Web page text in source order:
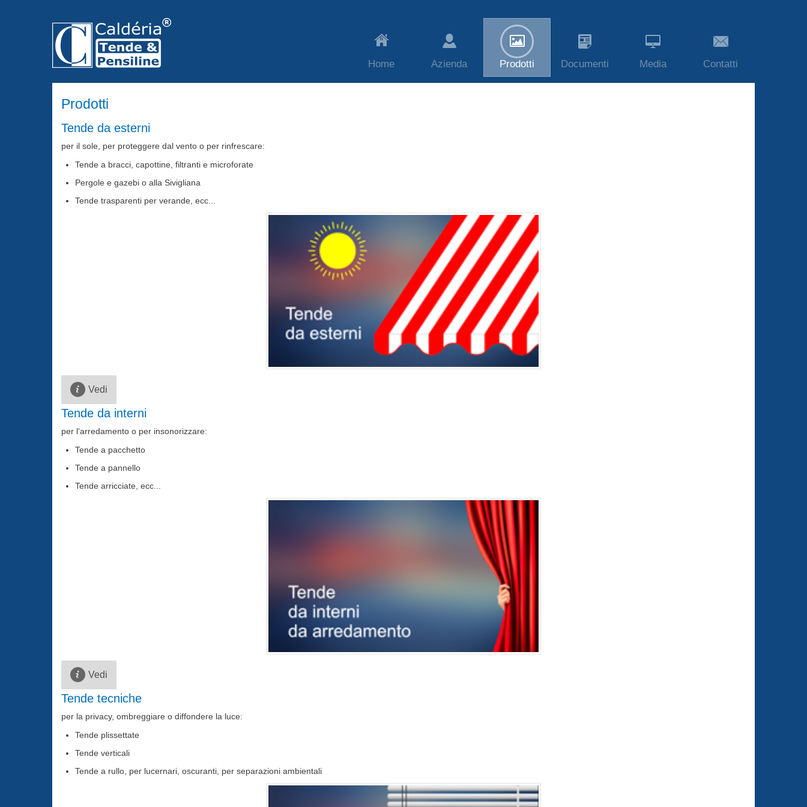
Home Azienda Prodotti Documenti Media Contatti
Prodotti
Tende da esterni
per il sole, per proteggere dal vento o per rinfrescare:
Tende a bracci, capottine, filtranti e microforate
Pergole e gazebi o alla Sivigliana
Tende trasparenti per verande, ecc...
Vedi
Tende da interni
per l'arredamento o per insonorizzare:
Tende a pacchetto
Tende a pannello
Tende arricciate, ecc...
Vedi
Tende tecniche
per la privacy, ombreggiare o diffondere la luce:
Tende plissettate
Tende verticali
Tende a rullo, per lucernari, oscuranti, per separazioni ambientali